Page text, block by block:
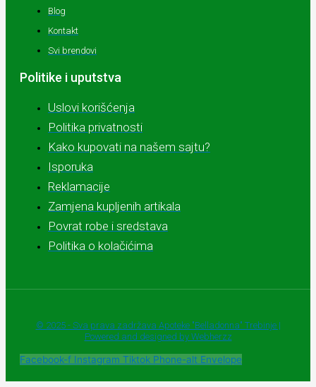
Blog
Kontakt
Svi brendovi
Politike i uputstva
Uslovi korišćenja
Politika privatnosti
Kako kupovati na našem sajtu?
Isporuka
Reklamacije
Zamjena kupljenih artikala
Povrat robe i sredstava
Politika o kolačićima
© 2025 - Sva prava zadržava Apoteke "Belladonna" Trebinje |
Powered and designed by Webherzz
Facebook-f Instagram Tiktok Phone-alt Envelope